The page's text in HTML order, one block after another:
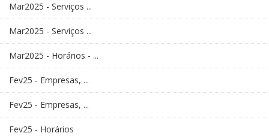
Mar2025 - Serviços ...
Mar2025 - Serviços ...
Mar2025 - Horários - ...
Fev25 - Empresas, ...
Fev25 - Empresas, ...
Fev25 - Horários